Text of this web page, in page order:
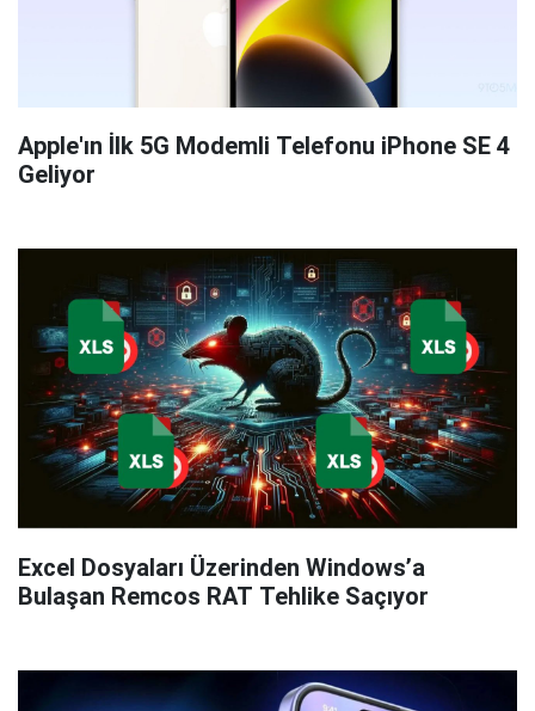
Apple'ın İlk 5G Modemli Telefonu iPhone SE 4
Geliyor
Excel Dosyaları Üzerinden Windows’a
Bulaşan Remcos RAT Tehlike Saçıyor